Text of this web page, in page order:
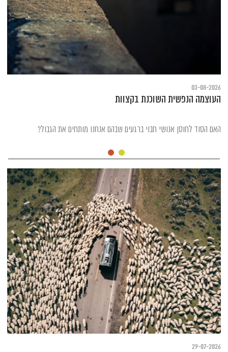
03-08-2026
העוצמה הנפשית השוכנת בקצוות
האם הסוד לחוסן אנושי חבוי ברגעים שבהם אנחנו מותחים את הגבול?
29-07-2026